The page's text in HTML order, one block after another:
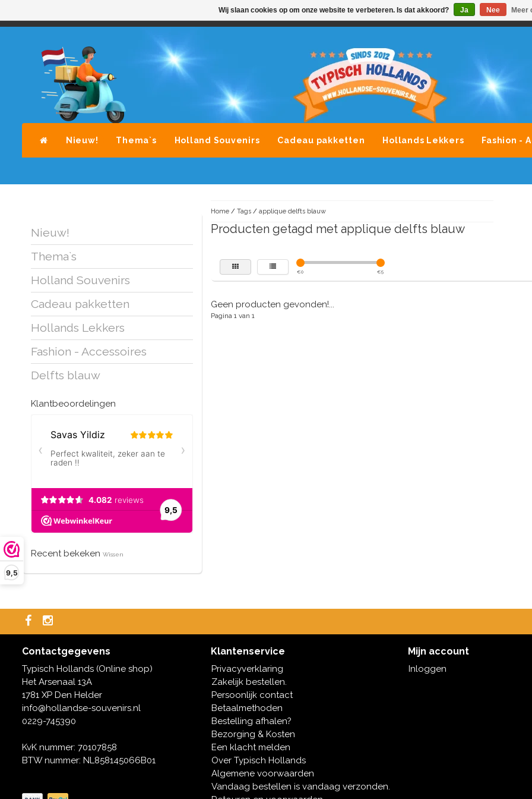
9,5
AVONDLEVERING MOGELIJK ALLE MERKEN SOUVENIRS
Nieuw! Thema`s Holland Souvenirs Cadeau pakketten Hollands Lekkers Fashion -
Nieuw!
Thema`s
Holland Souvenirs
Cadeau pakketten
Hollands Lekkers
Fashion - Accessoires
Delfts blauw
Klantbeoordelingen
Recent bekeken Wissen
Home/ Tags/ applique delfts blauw
Producten getagd met applique delfts blauw
€0 €5
Geen producten gevonden!...
Pagina 1 van 1
Contactgegevens
Typisch Hollands (Online shop)
Het Arsenaal 13A
1781 XP Den Helder
info@hollandse-souvenirs.nl
0229-745390
KvK nummer: 70107858
BTW nummer: NL858145066B01
Klantenservice
Privacyverklaring
Zakelijk bestellen.
Persoonlijk contact
Betaalmethoden
Bestelling afhalen?
Bezorging & Kosten
Een klacht melden
Over Typisch Hollands
Algemene voorwaarden
Vandaag bestellen is vandaag verzonden.
Mijn account
Inloggen
Wij slaan cookies op om onze website te verbeteren. Is dat akkoord? Ja Nee Meer